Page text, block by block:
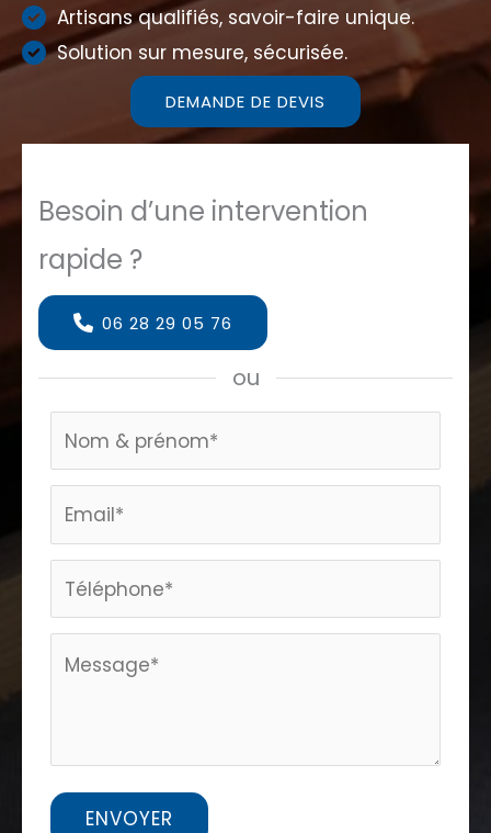
Artisans qualifiés, savoir-faire unique.
Solution sur mesure, sécurisée.
DEMANDE DE DEVIS
Besoin d’une intervention
rapide ?
06 28 29 05 76
ou
Formulaire
home
ENVOYER